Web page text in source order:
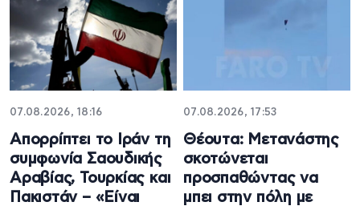
07.08.2026, 18:16
Απορρίπτει το Ιράν τη
συμφωνία Σαουδικής
Αραβίας, Τουρκίας και
Πακιστάν – «Είναι
07.08.2026, 17:53
Θέουτα: Μετανάστης
σκοτώνεται
προσπαθώντας να
μπει στην πόλη με